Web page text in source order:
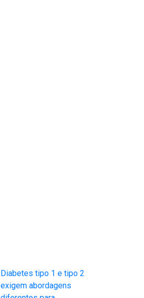
Diabetes tipo 1 e tipo 2
exigem abordagens